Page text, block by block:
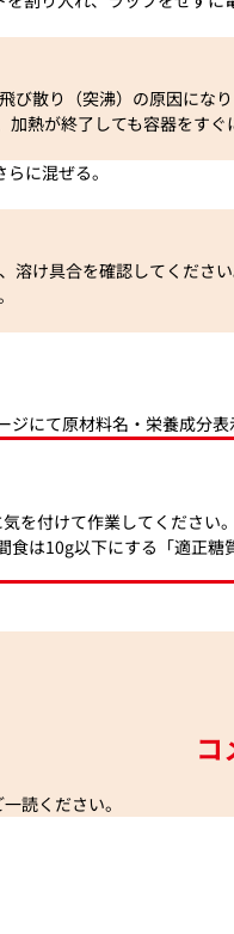
散り（突沸）の原因になり
熱が終了しても容器をす
に混ぜる。
け具合を確認してください
にて原材料名・栄養成分表
を付けて作業してください。
食は10g以下にする「適正
コ
読ください。